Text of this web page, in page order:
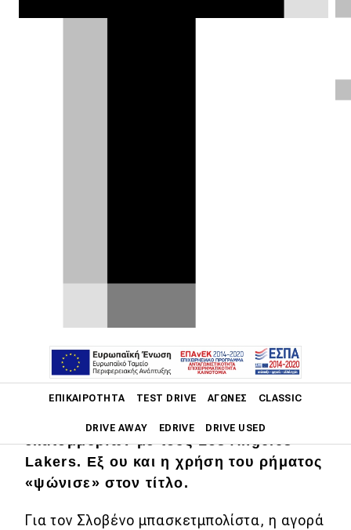
ΕΠΙΚΑΙΡΌΤΗΤΑ TEST DRIVE ΑΓΏΝΕΣ CLASSIC
DRIVE AWAY EDRIVE DRIVE USED
Main navigation
Επικαιρότητα
Νέα μοντέλα
το ταχύτερο ηλεκτρικό.
O Luka Dončić μόλις υπέγραψε
εκατομμυρίων με τους Los Angeles
Lakers. Εξ ου και η χρήση του ρήματος
«ψώνισε» στον τίτλο.
Για τον Σλοβένο μπασκετμπολίστα, η αγορά